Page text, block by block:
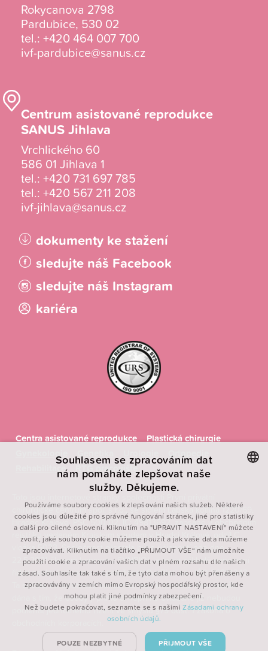
Rokycanova 2798
Pardubice, 530 02
tel.: +420 464 007 700
ivf-pardubice@sanus.cz
Centrum asistované reprodukce
SANUS Jihlava
Vrchlického 60
586 01 Jihlava 1
tel.: +420 731 697 785
tel.: +420 567 211 208
ivf-jihlava@sanus.cz
dokumenty ke stažení
sledujte náš Facebook
sledujte náš Instagram
kariéra
Centra asistované reprodukce
Plastická chirurgie
Ortopedie
Rehabilitace
RTG pracoviště
Toto jsou internetové stránky společnosti První privátní
chirurgické centrum spol. s r.o., se sídlem Labská kotlina 1220/69,
Hradec Králové, PSČ 500 02, IČ: 49813692, zapsané v obchodním
rejstříku vedeném Krajským soudem v Hradci Králové, oddíl C,
vložka 5023. Společnost přestala být s účinností ode dne
22.5.2021 členem koncernu SYNBIOL, a to na základě oznámení
řídící osoby koncernu – společnosti SynBiol, a.s., IČO 26014343.
Ta sdělila, že existence koncernu není k danému datu nadále
dána s tím, že osoby jí přímo či nepřímo ovládané již nebudou
podléhat jednotnému řízení ve smyslu §79 odst. 1 zákona o
ENGLISH
POLISH
FRENCH
Souhlasem se zpracováním dat
nám pomáháte zlepšovat naše
služby. Děkujeme.
Používáme soubory cookies k zlepšování našich služeb. Některé
cookies jsou důležité pro správné fungování stránek, jiné pro statistiky
a další pro cílené oslovení. Kliknutím na "UPRAVIT NASTAVENÍ" můžete
zvolit, jaké soubory cookie můžeme použít a jak vaše data můžeme
zpracovávat. Kliknutím na tlačítko „PŘIJMOUT VŠE“ nám umožníte
použití cookie a zpracování vašich dat v plném rozsahu dle našich
zásad. Souhlasíte tak také s tím, že tyto data mohou být přenášeny a
zpracovávány v zemích mimo Evropský hospodářský prostor, kde
mohou platit jiné podmínky zabezpečení.
Než budete pokračovat, seznamte se s našimi Zásadami ochrany
osobních údajů.
PŘIJMOUT VŠE
POUZE NEZBYTNÉ